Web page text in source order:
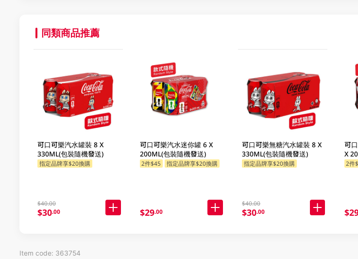
同類商品推薦
可口可樂汽水罐裝 8 X
330ML(包裝隨機發送)
指定品牌享$20換購
$40.00
$30.00
可口可樂汽水迷你罐 6 X
200ML(包裝隨機發送)
2件$45 指定品牌享$20換購
$29.00
可口可樂無糖汽水罐裝 8 X
330ML(包裝隨機發送)
指定品牌享$20換購
$40.00
$30.00
可
X
2件
Item code: 363754